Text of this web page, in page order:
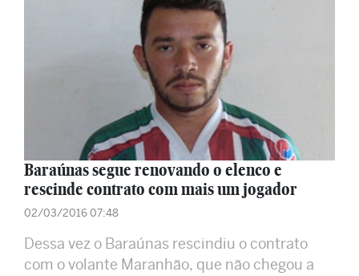
Baraúnas segue renovando o elenco e
rescinde contrato com mais um jogador
02/03/2016 07:48
Dessa vez o Baraúnas rescindiu o contrato
com o volante Maranhão, que não chegou a